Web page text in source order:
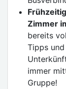
Zimmer
bereits
Tipps
immer
Gruppe!